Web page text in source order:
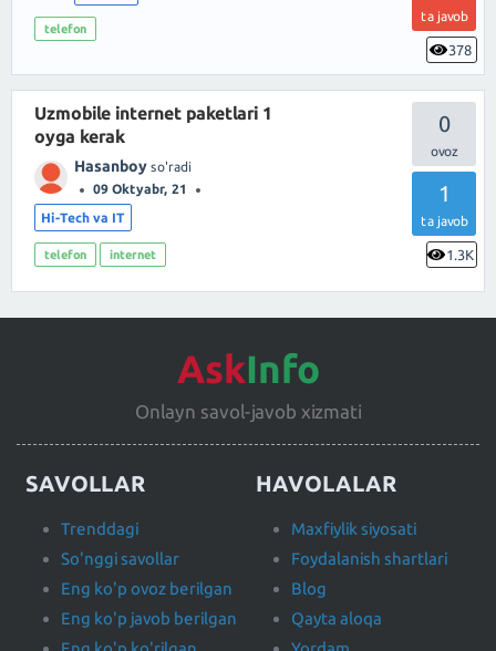
ta javob
378
telefon
0
1
ta javob
1.3K
Uzmobile internet paketlari 1
oyga kerak
Hasanboy so'radi
09 Oktyabr, 21
Hi-Tech va IT
telefon internet
AskInfo
Onlayn savol-javob xizmati
SAVOLLAR
Trenddagi
So'nggi savollar
Eng ko'p ovoz berilgan
Eng ko'p javob berilgan
HAVOLALAR
Maxfiylik siyosati
Foydalanish shartlari
Blog
Qayta aloqa